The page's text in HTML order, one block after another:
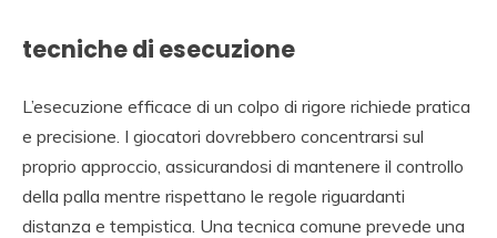
tecniche di esecuzione
L’esecuzione efficace di un colpo di rigore richiede pratica
e precisione. I giocatori dovrebbero concentrarsi sul
proprio approccio, assicurandosi di mantenere il controllo
della palla mentre rispettano le regole riguardanti
distanza e tempistica. Una tecnica comune prevede una